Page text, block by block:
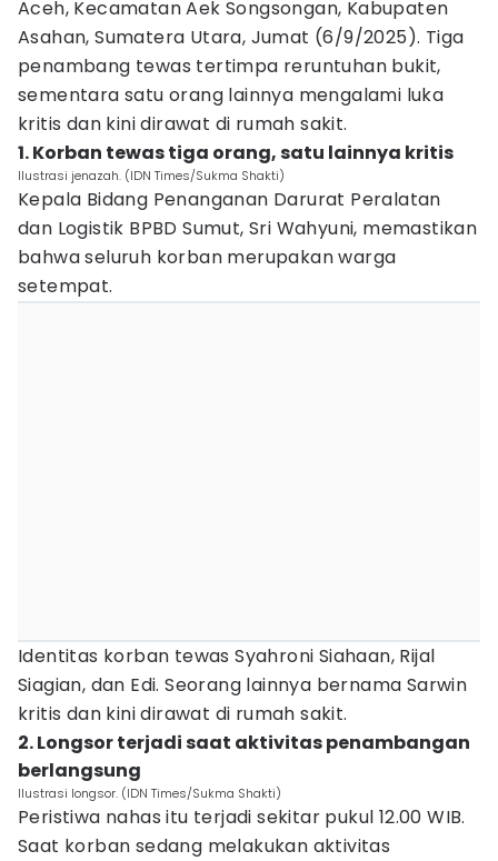
Aceh, Kecamatan Aek Songsongan, Kabupaten
Asahan, Sumatera Utara, Jumat (6/9/2025). Tiga
penambang tewas tertimpa reruntuhan bukit,
sementara satu orang lainnya mengalami luka
kritis dan kini dirawat di rumah sakit.
1. Korban tewas tiga orang, satu lainnya kritis
Ilustrasi jenazah. (IDN Times/Sukma Shakti)
Kepala Bidang Penanganan Darurat Peralatan
dan Logistik BPBD Sumut, Sri Wahyuni, memastikan
bahwa seluruh korban merupakan warga
setempat.
Identitas korban tewas Syahroni Siahaan, Rijal
Siagian, dan Edi. Seorang lainnya bernama Sarwin
kritis dan kini dirawat di rumah sakit.
2. Longsor terjadi saat aktivitas penambangan
berlangsung
Ilustrasi longsor. (IDN Times/Sukma Shakti)
Peristiwa nahas itu terjadi sekitar pukul 12.00 WIB.
Saat korban sedang melakukan aktivitas